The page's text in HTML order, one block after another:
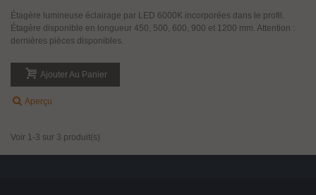
Étagère lumineuse éclairage par LED 6000K incorporées dans le profil.
Étagère disponible en longueur 450, 500, 600, 900 et 1200 mm. Attention :
dernières pièces disponibles.
Ajouter Au Panier
Aperçu
Voir 1-3 sur 3 produit(s)